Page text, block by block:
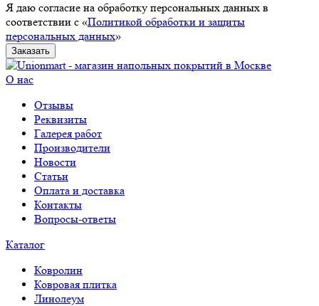
Я даю согласие на обработку персональных данных в
соответствии с «Политикой обработки и защиты
персональных данных»
Заказать
О нас
Отзывы
Реквизиты
Галерея работ
Производители
Новости
Статьи
Оплата и доставка
Контакты
Вопросы-ответы
Каталог
Ковролин
Ковровая плитка
Линолеум